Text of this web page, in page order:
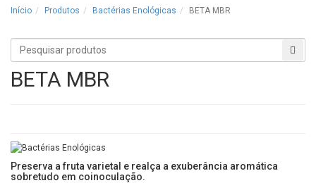
Início Produtos Bactérias Enológicas BETA MBR
Procurar
produtos
BETA MBR
Preserva a fruta varietal e realça a exuberância aromática
sobretudo em coinoculação.